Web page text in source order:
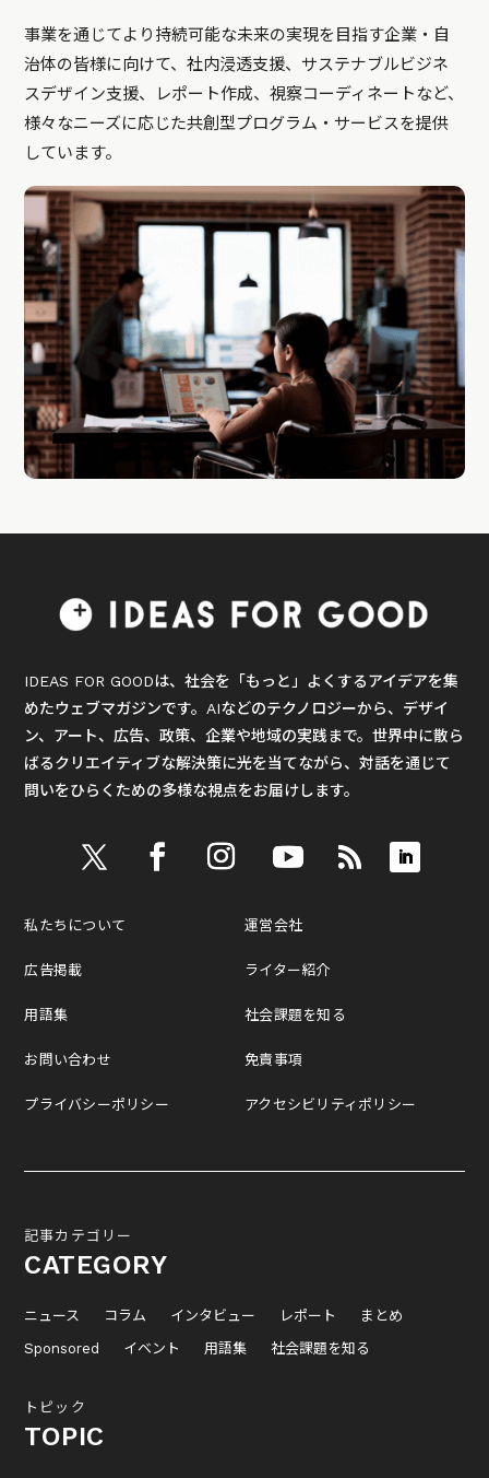
事業を通じてより持続可能な未来の実現を目指す企業・自
治体の皆様に向けて、社内浸透支援、サステナブルビジネ
スデザイン支援、レポート作成、視察コーディネートなど、
様々なニーズに応じた共創型プログラム・サービスを提供
しています。
IDEAS FOR GOODは、社会を「もっと」よくするアイデアを集
めたウェブマガジンです。AIなどのテクノロジーから、デザイ
ン、アート、広告、政策、企業や地域の実践まで。世界中に散ら
ばるクリエイティブな解決策に光を当てながら、対話を通じて
問いをひらくための多様な視点をお届けします。
私たちについて
広告掲載
用語集
お問い合わせ
プライバシーポリシー
運営会社
ライター紹介
社会課題を知る
免責事項
アクセシビリティポリシー
記事カテゴリー
CATEGORY
ニュース コラム インタビュー レポート
まとめ
Sponsored
イベント 用語集 社会課題を知る
トピック
TOPIC